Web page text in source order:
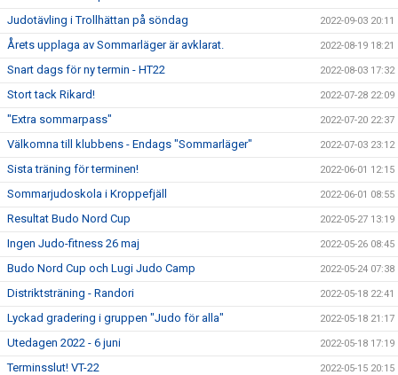
Judotävling i Trollhättan på söndag 2022-09-03 20:11
Årets upplaga av Sommarläger är avklarat. 2022-08-19 18:21
Snart dags för ny termin - HT22 2022-08-03 17:32
Stort tack Rikard! 2022-07-28 22:09
"Extra sommarpass" 2022-07-20 22:37
Välkomna till klubbens - Endags "Sommarläger" 2022-07-03 23:12
Sista träning för terminen! 2022-06-01 12:15
Sommarjudoskola i Kroppefjäll 2022-06-01 08:55
Resultat Budo Nord Cup 2022-05-27 13:19
Ingen Judo-fitness 26 maj 2022-05-26 08:45
Budo Nord Cup och Lugi Judo Camp 2022-05-24 07:38
Distriktsträning - Randori 2022-05-18 22:41
Lyckad gradering i gruppen "Judo för alla" 2022-05-18 21:17
Utedagen 2022 - 6 juni 2022-05-18 17:19
Terminsslut! VT-22 2022-05-15 20:15